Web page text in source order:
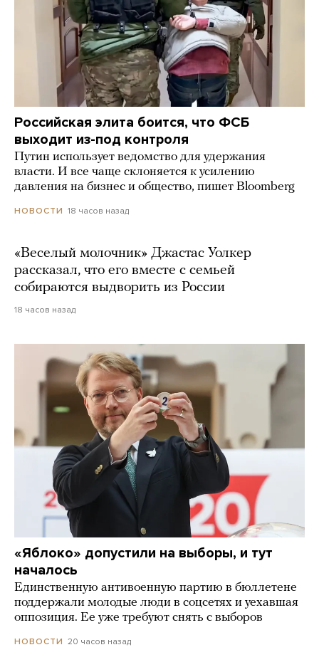
Российская элита боится, что ФСБ
выходит из-под контроля
Путин использует ведомство для удержания
власти. И все чаще склоняется к усилению
давления на бизнес и общество, пишет Bloomberg
НОВОСТИ 18 часов назад
«Веселый молочник» Джастас Уолкер
рассказал, что его вместе с семьей
собираются выдворить из России
18 часов назад
«Яблоко» допустили на выборы, и тут
началось
Единственную антивоенную партию в бюллетене
поддержали молодые люди в соцсетях и уехавшая
оппозиция. Ее уже требуют снять с выборов
НОВОСТИ 20 часов назад